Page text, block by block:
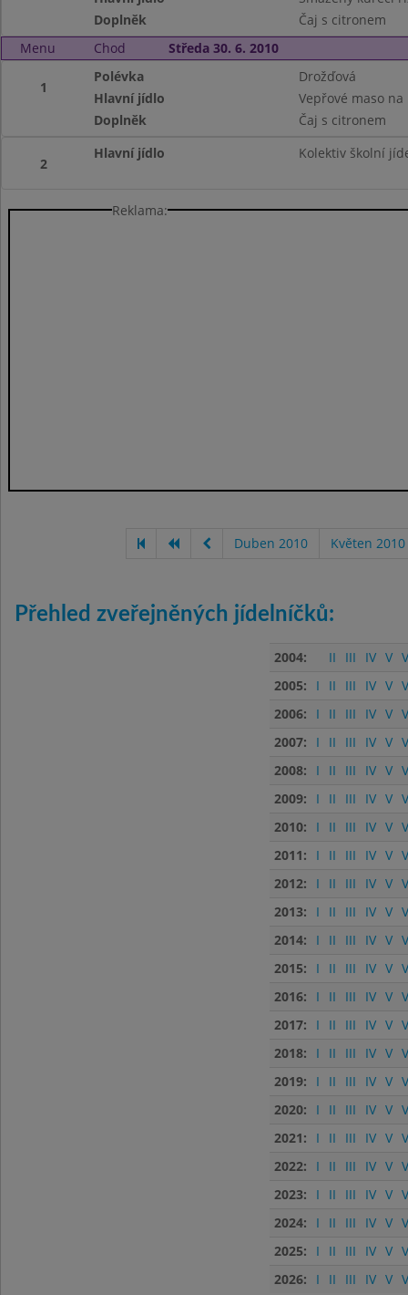
Doplněk
Čaj s citronem
Menu
Chod Středa 30. 6. 2010
1
Polévka
Drožďová
Hlavní jídlo
Vepřové maso
Doplněk
Čaj s citronem
2
Hlavní jídlo Kolektiv školní
Reklama:
Duben 2010 Květen 2010
Přehled zveřejněných jídelníčků:
2004: II III IV V
2005:
I II III IV V
2006:
I II III IV V
2007:
I II III IV V
2008:
I II III IV V
2009:
I II III IV V
2010:
I II III IV V
2011:
I II III IV V
2012:
I II III IV V
2013:
I II III IV V
2014:
I II III IV V
2015:
I II III IV V
2016:
I II III IV V
2017:
I II III IV V
2018:
I II III IV V
2019:
I II III IV V
2020:
I II III IV V
2021:
I II III IV V
2022:
I II III IV V
2023:
I II III IV V
2024:
I II III IV V
2025:
I II III IV V
2026:
I II III IV V